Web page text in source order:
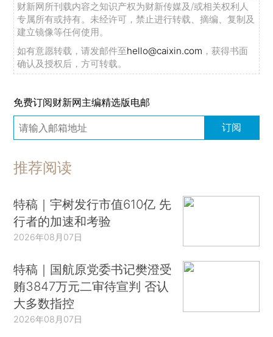
财新网所刊载内容之知识产权为财新传媒及/或相关权利人
专属所有或持有。未经许可，禁止进行转载、摘编、复制及
建立镜像等任何使用。
如有意愿转载，请发邮件至hello@caixin.com ，获得书面
确认及授权后，方可转载。
免费订阅财新网主编精选版电邮
订阅
推荐阅读
特稿｜宇树发行市值610亿 先
行者的加速和考验
2026年08月07日
特稿｜国航原党委书记樊澄受
贿3847万元二审待宣判 否认
大多数指控
2026年08月07日